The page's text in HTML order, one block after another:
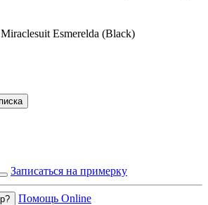
Esmerelda (Black)
Записаться на примерку
Помощь Online